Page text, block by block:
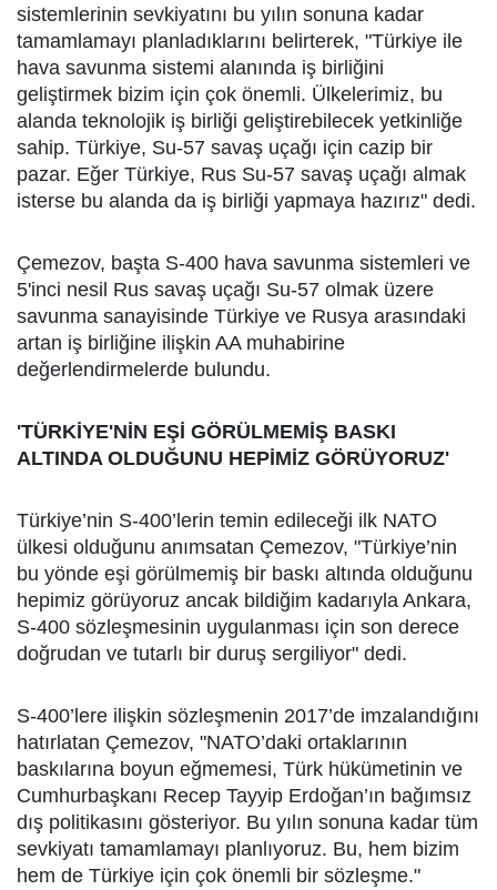
sistemlerinin sevkiyatını bu yılın sonuna kadar
tamamlamayı planladıklarını belirterek, "Türkiye ile
hava savunma sistemi alanında iş birliğini
geliştirmek bizim için çok önemli. Ülkelerimiz, bu
alanda teknolojik iş birliği geliştirebilecek yetkinliğe
sahip. Türkiye, Su-57 savaş uçağı için cazip bir
pazar. Eğer Türkiye, Rus Su-57 savaş uçağı almak
isterse bu alanda da iş birliği yapmaya hazırız" dedi.
Çemezov, başta S-400 hava savunma sistemleri ve
5'inci nesil Rus savaş uçağı Su-57 olmak üzere
savunma sanayisinde Türkiye ve Rusya arasındaki
artan iş birliğine ilişkin AA muhabirine
değerlendirmelerde bulundu.
'TÜRKİYE'NİN EŞİ GÖRÜLMEMİŞ BASKI
ALTINDA OLDUĞUNU HEPİMİZ GÖRÜYORUZ'
Türkiye’nin S-400’lerin temin edileceği ilk NATO
ülkesi olduğunu anımsatan Çemezov, "Türkiye’nin
bu yönde eşi görülmemiş bir baskı altında olduğunu
hepimiz görüyoruz ancak bildiğim kadarıyla Ankara,
S-400 sözleşmesinin uygulanması için son derece
doğrudan ve tutarlı bir duruş sergiliyor" dedi.
S-400’lere ilişkin sözleşmenin 2017’de imzalandığını
hatırlatan Çemezov, "NATO’daki ortaklarının
baskılarına boyun eğmemesi, Türk hükümetinin ve
Cumhurbaşkanı Recep Tayyip Erdoğan’ın bağımsız
dış politikasını gösteriyor. Bu yılın sonuna kadar tüm
sevkiyatı tamamlamayı planlıyoruz. Bu, hem bizim
hem de Türkiye için çok önemli bir sözleşme."